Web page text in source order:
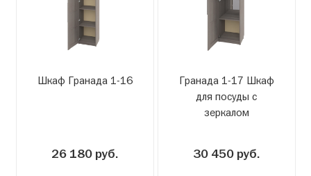
Шкаф Гранада 1-16
26 180 руб.
Гранада 1-17 Шкаф
для посуды с
зеркалом
30 450 руб.